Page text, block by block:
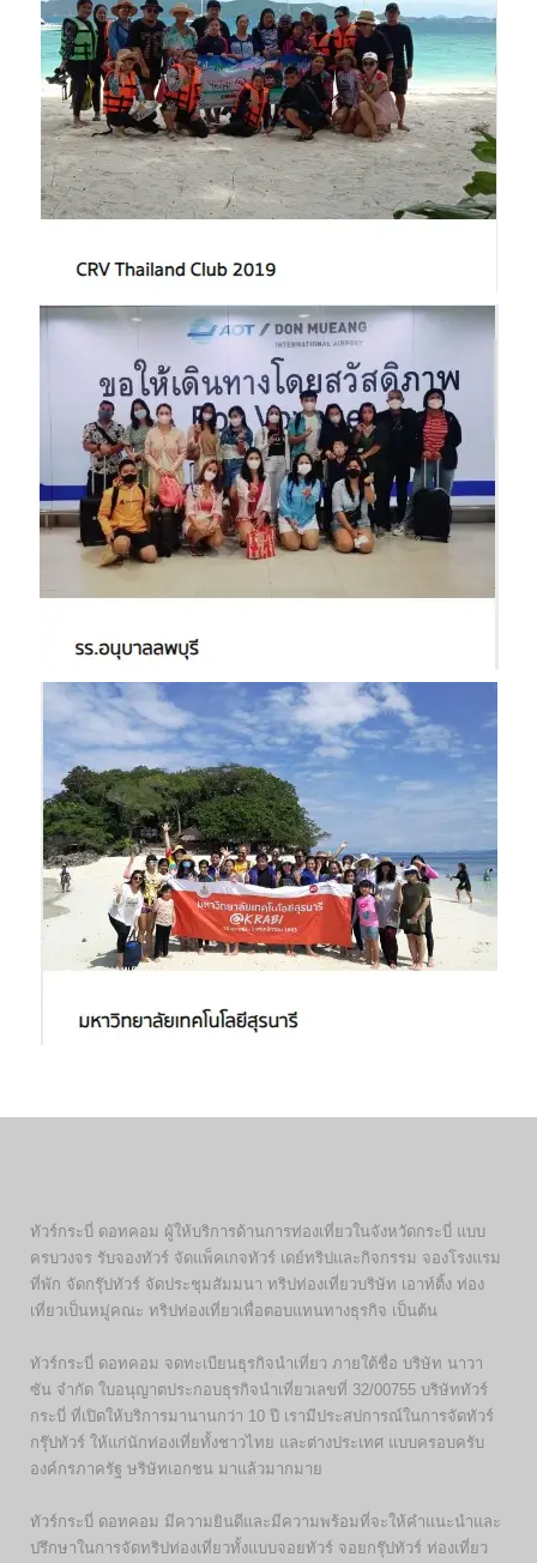
ทัวร์กระบี่ ดอทคอม ผู้ให้บริการด้านการท่องเที่ยวในจังหวัดกระบี่ แบบ
ครบวงจร รับจองทัวร์ จัดแพ็คเกจทัวร์ เดย์ทริปและกิจกรรม จองโรงแรม
ที่พัก จัดกรุ๊ปทัวร์ จัดประชุมสัมมนา ทริปท่องเที่ยวบริษัท เอาท์ติ้ง ท่อง
เที่ยวเป็นหมู่คณะ ทริปท่องเที่ยวเพื่อตอบแทนทางธุรกิจ เป็นต้น
ทัวร์กระบี่ ดอทคอม จดทะเบียนธุรกิจนำเที่ยว ภายใต้ชื่อ บริษัท นาวา
ซัน จำกัด ใบอนุญาตประกอบธุรกิจนำเที่ยวเลขที่ 32/00755 บริษัททัวร์
กระบี่ ที่เปิดให้บริการมานานกว่า 10 ปี เรามีประสปการณ์ในการจัดทัวร์
กรุ๊ปทัวร์ ให้แก่นักท่องเที่ยทั้งชาวไทย และต่างประเทศ แบบครอบครับ
องค์กรภาครัฐ ษริษัทเอกชน มาแล้วมากมาย
ทัวร์กระบี่ ดอทคอม มีความยินดีและมีความพร้อมที่จะให้คำแนะนำและ
ปรึกษาในการจัดทริปท่องเที่ยวทั้งแบบจอยทัวร์ จอยกรุ๊ปทัวร์ ท่องเที่ยว